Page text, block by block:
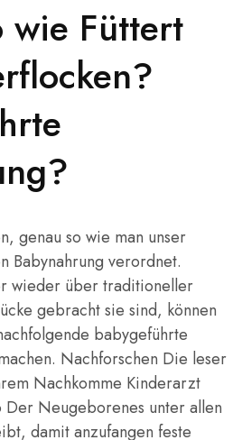
wie Füttert
genau so wie man unser
Babynahrung verordnet.
wieder über traditioneller
gebracht sie sind, können
babygeführte
Nachforschen Die leser
Nachkomme Kinderarzt
Neugeborenes unter allen
damit anzufangen feste